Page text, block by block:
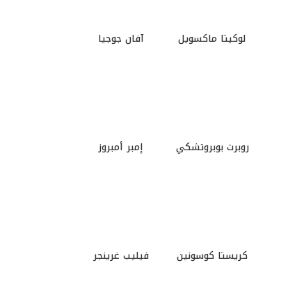
لوكيتا ماكسويل آفان جوجيا
روبرت بوبروتشكي إمبر أمبروز
كريستا كوسونين فيليب غرينجر